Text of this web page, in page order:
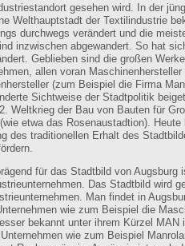
gesehen wird. In der
Welthauptstadt der Textilindustrie
durchwegs verändert und die
inzwischen abgewandert. So hat
Geblieben sind die großen
allen voran Maschinenhersteller
(zum Beispiel die Firma
Sichtweise der Stadtpolitik
Weltkrieg der Bau von Bauten für
etwa das Rosenaustadtion).
des traditionellen Erhalt des
für das Stadtbild von Augsburg
Das Stadtbild wird
Man findet in
wie zum Beispiel die
bekannt unter ihrem Kürzel
wie zum Beispiel